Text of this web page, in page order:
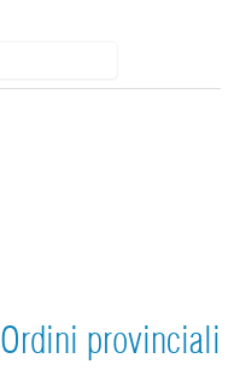
Ordini provinciali